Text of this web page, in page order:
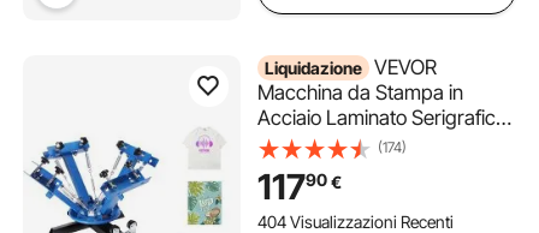
Liquidazione VEVOR
Macchina da Stampa in
Acciaio Laminato Serigrafica
Manuale 4 Colori per
l'Abbigliamento Fai-da-te,
Stampante per Serigrafia 4
Colori Dimensioni da Stampa
(174)
11790€
404 Visualizzazioni Recenti